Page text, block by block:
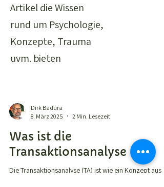
Artikel die Wissen
rund um Psychologie,
Konzepte, Trauma
uvm. bieten
Dirk Badura
8. März 2025
2 Min. Lesezeit
Was ist die
Transaktionsanalyse
Die Transaktionsanalyse (TA) ist wie ein Konzept aus